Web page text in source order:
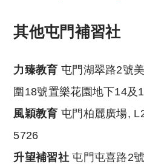
其他屯門補習社
力臻教育 屯門湖翠路2號
圍18號置樂花園地下14及
風穎教育 屯門柏麗廣場,
5726
升望補習社屯門屯喜路2